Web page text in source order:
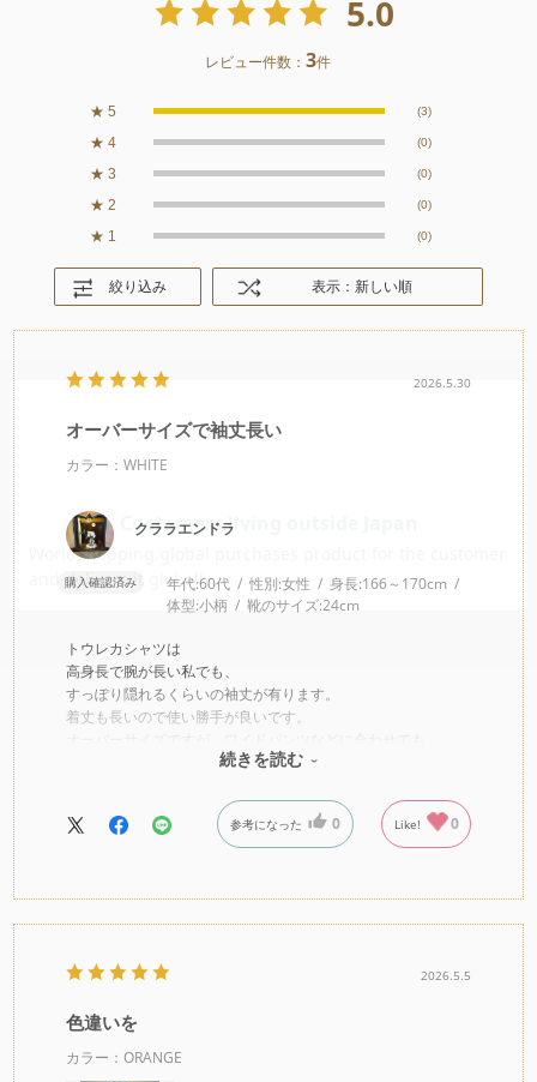
5.0
レビュー件数：3件
★ 5 (3)
★ 4 (0)
★ 3 (0)
★ 2 (0)
★ 1 (0)
絞り込み 表示：新しい順
2026.5.30
オーバーサイズで袖丈長い
カラー：WHITE
クララエンドラ
購入確認済み 年代:60代 性別:女性 身長:166～170cm
体型:小柄 靴のサイズ:24cm
トウレカシャツは
高身長で腕が長い私でも、
すっぽり隠れるくらいの袖丈が有ります。
着丈も長いので使い勝手が良いです。
同じ刺繍レースのシフレーシャツ（白）も持っていますが、
そちらはクロップド丈で袖丈も自分には短い為、
ボレロ替わりに使っています。
続きを読む
参考になった 0 Like! 0
2026.5.5
色違いを
カラー：ORANGE